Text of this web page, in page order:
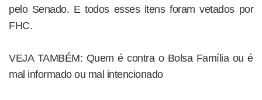
pelo Senado. E todos esses itens foram vetados por
FHC.
VEJA TAMBÉM: Quem é contra o Bolsa Família ou é
mal informado ou mal intencionado